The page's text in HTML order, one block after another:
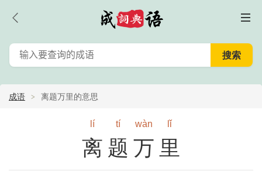
成语 离题万里的意思
lí tí wàn lǐ
离题万里